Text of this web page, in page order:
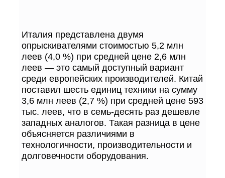
Италия представлена двумя
опрыскивателями стоимостью 5,2 млн
леев (4,0 %) при средней цене 2,6 млн
леев — это самый доступный вариант
среди европейских производителей. Китай
поставил шесть единиц техники на сумму
3,6 млн леев (2,7 %) при средней цене 593
тыс. леев, что в семь-десять раз дешевле
западных аналогов. Такая разница в цене
объясняется различиями в
технологичности, производительности и
долговечности оборудования.